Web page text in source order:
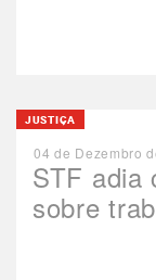
STF adia
sobre
JUSTIÇA
04 de Dezembro